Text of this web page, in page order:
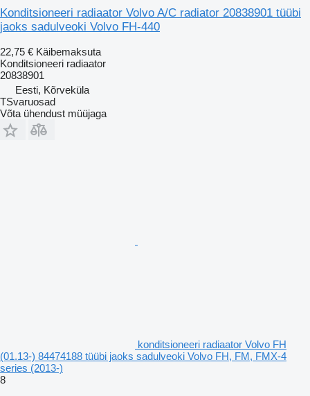
Konditsioneeri radiaator Volvo A/C radiator 20838901 tüübi
jaoks sadulveoki Volvo FH-440
22,75 € Käibemaksuta
Konditsioneeri radiaator
20838901
Eesti, Kõrveküla
TSvaruosad
Võta ühendust müüjaga
konditsioneeri radiaator Volvo FH
(01.13-) 84474188 tüübi jaoks sadulveoki Volvo FH, FM, FMX-4
series (2013-)
8